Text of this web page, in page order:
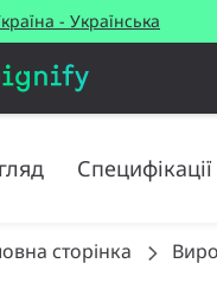
- Українська
Специфікації
сторінка